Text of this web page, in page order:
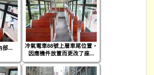
部...
冷氣電車88號上層車尾位置，
因應機件放置而更改了座...